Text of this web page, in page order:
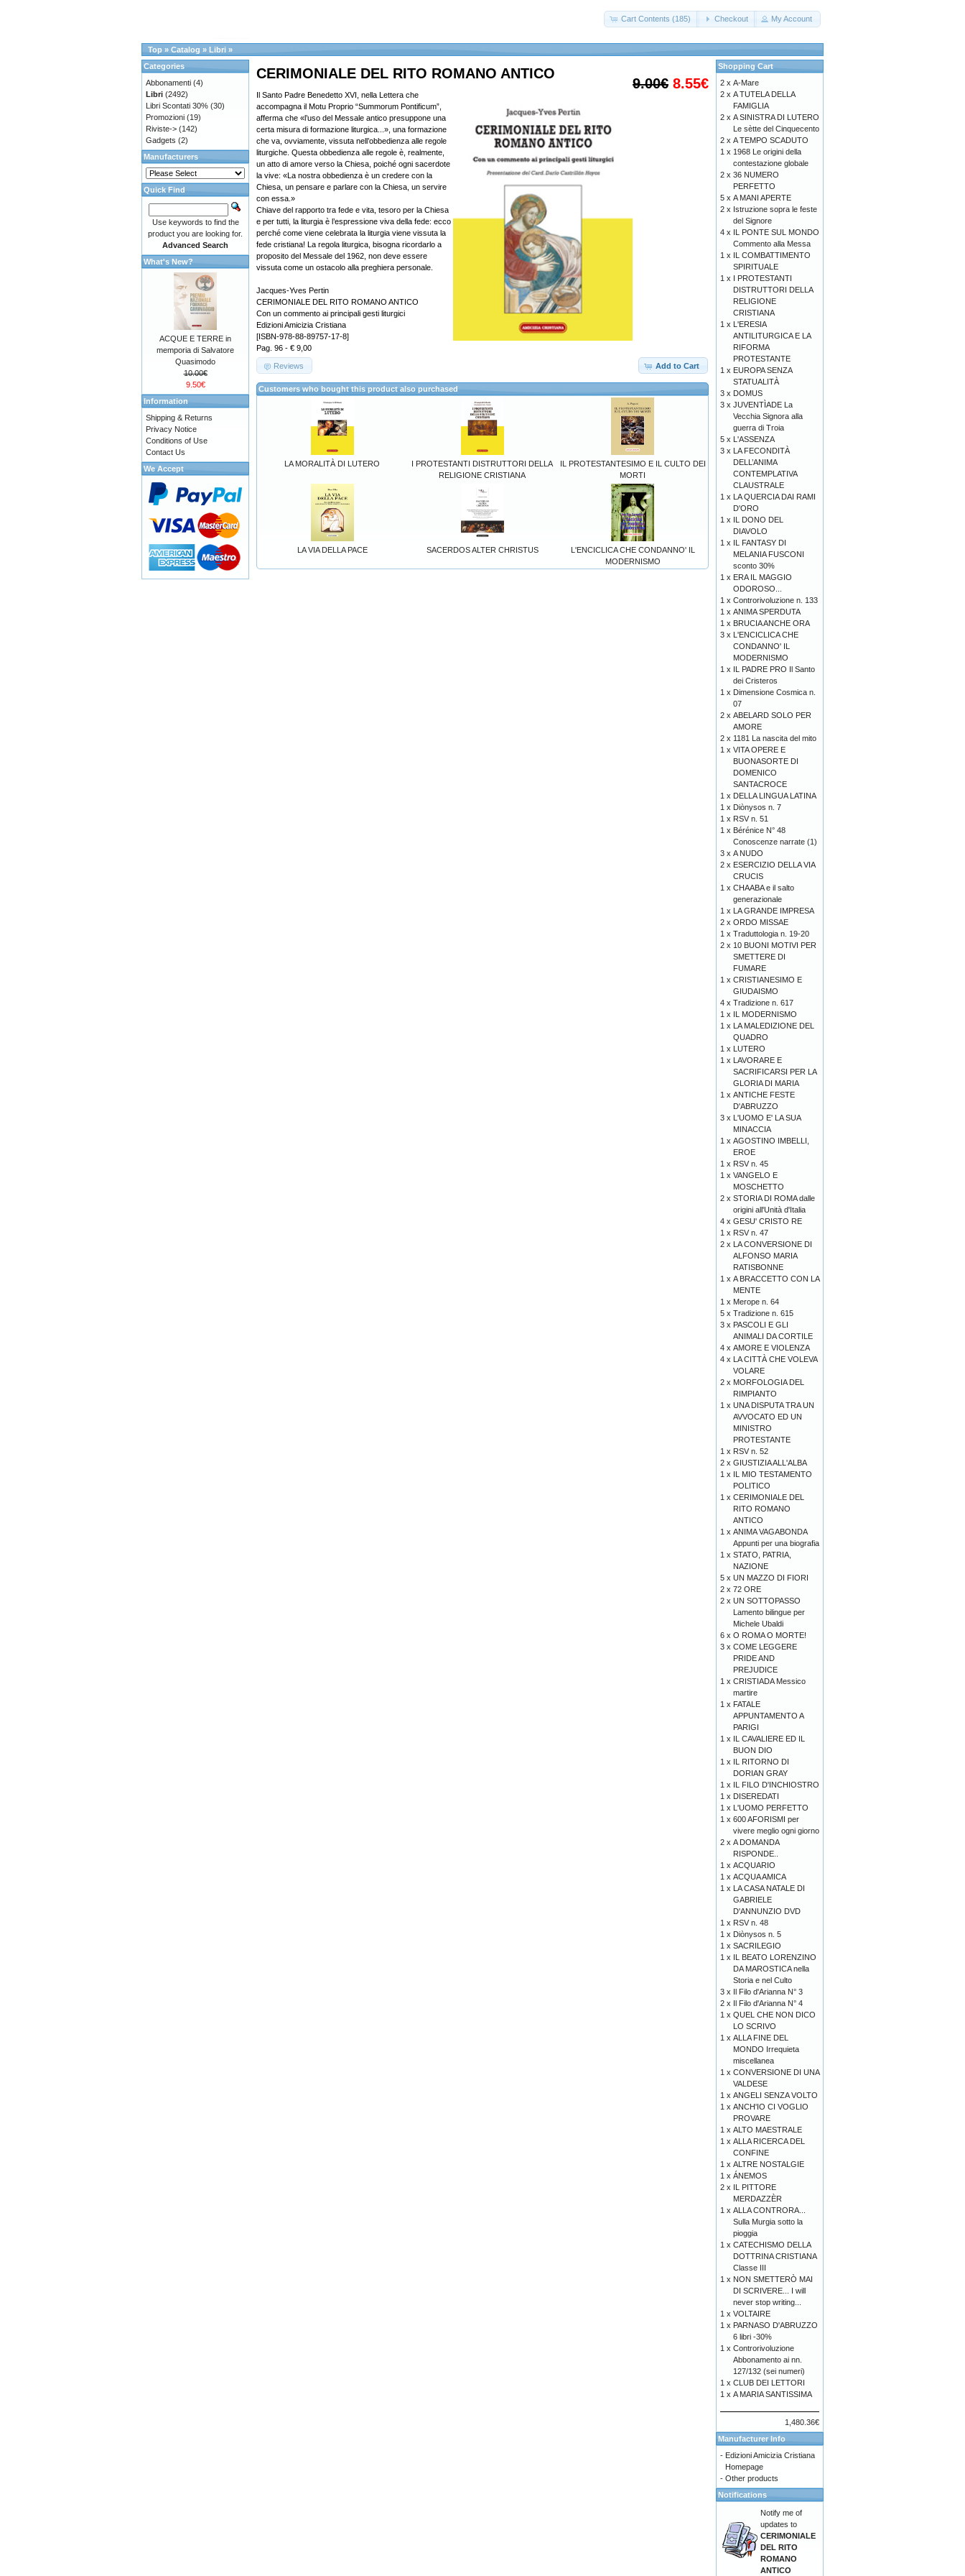
Cart Contents (185) Checkout My Account
Top » Catalog » Libri »
9.00€ 8.55€
CERIMONIALE DEL RITO ROMANO ANTICO
Il Santo Padre Benedetto XVI, nella Lettera che
accompagna il Motu Proprio “Summorum Pontificum”,
afferma che «l’uso del Messale antico presuppone una
certa misura di formazione liturgica...», una formazione
che va, ovviamente, vissuta nell’obbedienza alle regole
liturgiche. Questa obbedienza alle regole è, realmente,
un atto di amore verso la Chiesa, poiché ogni sacerdote
la vive: «La nostra obbedienza è un credere con la
Chiesa, un pensare e parlare con la Chiesa, un servire
con essa.»
Chiave del rapporto tra fede e vita, tesoro per la Chiesa
e per tutti, la liturgia è l’espressione viva della fede: ecco
perché come viene celebrata la liturgia viene vissuta la
fede cristiana! La regola liturgica, bisogna ricordarlo a
proposito del Messale del 1962, non deve essere
vissuta come un ostacolo alla preghiera personale.
Jacques-Yves Pertin
CERIMONIALE DEL RITO ROMANO ANTICO
Con un commento ai principali gesti liturgici
Edizioni Amicizia Cristiana
[ISBN-978-88-89757-17-8]
Pag. 96 - € 9,00
Add to Cart
Reviews
Customers who bought this product also purchased
LA MORALITÀ DI LUTERO
I PROTESTANTI DISTRUTTORI DELLA
RELIGIONE CRISTIANA
IL PROTESTANTESIMO E IL CULTO DEI
MORTI
LA VIA DELLA PACE SACERDOS ALTER CHRISTUS
L'ENCICLICA CHE CONDANNO' IL
MODERNISMO
Categories
Abbonamenti (4)
Libri (2492)
Libri Scontati 30% (30)
Promozioni (19)
Riviste-> (142)
Gadgets (2)
Manufacturers
Quick Find
Use keywords to find the
product you are looking for.
Advanced Search
What's New?
ACQUE E TERRE in
memporia di Salvatore
Quasimodo
10.00€
9.50€
Information
Shipping & Returns
Privacy Notice
Conditions of Use
Contact Us
We Accept
Shopping Cart
2 x A-Mare
2 x A TUTELA DELLA
FAMIGLIA
2 x A SINISTRA DI LUTERO
Le sètte del Cinquecento
2 x A TEMPO SCADUTO
1 x 1968 Le origini della
contestazione globale
2 x 36 NUMERO
PERFETTO
5 x A MANI APERTE
2 x Istruzione sopra le feste
del Signore
4 x IL PONTE SUL MONDO
Commento alla Messa
1 x IL COMBATTIMENTO
SPIRITUALE
1 x I PROTESTANTI
DISTRUTTORI DELLA
RELIGIONE
CRISTIANA
1 x L'ERESIA
ANTILITURGICA E LA
RIFORMA
PROTESTANTE
1 x EUROPA SENZA
STATUALITÀ
3 x DOMUS
3 x JUVENTÌADE La
Vecchia Signora alla
guerra di Troia
5 x L'ASSENZA
3 x LA FECONDITÀ
DELL’ANIMA
CONTEMPLATIVA
CLAUSTRALE
1 x LA QUERCIA DAI RAMI
D'ORO
1 x IL DONO DEL
DIAVOLO
1 x IL FANTASY DI
MELANIA FUSCONI
sconto 30%
1 x ERA IL MAGGIO
ODOROSO...
1 x Controrivoluzione n. 133
1 x ANIMA SPERDUTA
1 x BRUCIA ANCHE ORA
3 x L'ENCICLICA CHE
CONDANNO' IL
MODERNISMO
1 x IL PADRE PRO Il Santo
dei Cristeros
1 x Dimensione Cosmica n.
07
2 x ABELARD SOLO PER
AMORE
2 x 1181 La nascita del mito
1 x VITA OPERE E
BUONASORTE DI
DOMENICO
SANTACROCE
1 x DELLA LINGUA LATINA
1 x Diònysos n. 7
1 x RSV n. 51
1 x Bérénice N° 48
Conoscenze narrate (1)
3 x A NUDO
2 x ESERCIZIO DELLA VIA
CRUCIS
1 x CHAABA e il salto
generazionale
1 x LA GRANDE IMPRESA
2 x ORDO MISSAE
1 x Traduttologia n. 19-20
2 x 10 BUONI MOTIVI PER
SMETTERE DI
FUMARE
1 x CRISTIANESIMO E
GIUDAISMO
4 x Tradizione n. 617
1 x IL MODERNISMO
1 x LA MALEDIZIONE DEL
QUADRO
1 x LUTERO
1 x LAVORARE E
SACRIFICARSI PER LA
GLORIA DI MARIA
1 x ANTICHE FESTE
D'ABRUZZO
3 x L'UOMO E' LA SUA
MINACCIA
1 x AGOSTINO IMBELLI,
EROE
1 x RSV n. 45
1 x VANGELO E
MOSCHETTO
2 x STORIA DI ROMA dalle
origini all'Unità d'Italia
4 x GESU' CRISTO RE
1 x RSV n. 47
2 x LA CONVERSIONE DI
ALFONSO MARIA
RATISBONNE
1 x A BRACCETTO CON LA
MENTE
1 x Merope n. 64
5 x Tradizione n. 615
3 x PASCOLI E GLI
ANIMALI DA CORTILE
4 x AMORE E VIOLENZA
4 x LA CITTÀ CHE VOLEVA
VOLARE
2 x MORFOLOGIA DEL
RIMPIANTO
1 x UNA DISPUTA TRA UN
AVVOCATO ED UN
MINISTRO
PROTESTANTE
1 x RSV n. 52
2 x GIUSTIZIA ALL'ALBA
1 x IL MIO TESTAMENTO
POLITICO
1 x CERIMONIALE DEL
RITO ROMANO
ANTICO
1 x ANIMA VAGABONDA
Appunti per una biografia
1 x STATO, PATRIA,
NAZIONE
5 x UN MAZZO DI FIORI
2 x 72 ORE
2 x UN SOTTOPASSO
Lamento bilingue per
Michele Ubaldi
6 x O ROMA O MORTE!
3 x COME LEGGERE
PRIDE AND
PREJUDICE
1 x CRISTIADA Messico
martire
1 x FATALE
APPUNTAMENTO A
PARIGI
1 x IL CAVALIERE ED IL
BUON DIO
1 x IL RITORNO DI
DORIAN GRAY
1 x IL FILO D'INCHIOSTRO
1 x DISEREDATI
1 x L'UOMO PERFETTO
1 x 600 AFORISMI per
vivere meglio ogni giorno
2 x A DOMANDA
RISPONDE..
1 x ACQUARIO
1 x ACQUA AMICA
1 x LA CASA NATALE DI
GABRIELE
D'ANNUNZIO DVD
1 x RSV n. 48
1 x Diònysos n. 5
1 x SACRILEGIO
1 x IL BEATO LORENZINO
DA MAROSTICA nella
Storia e nel Culto
3 x Il Filo d'Arianna N° 3
2 x Il Filo d'Arianna N° 4
1 x QUEL CHE NON DICO
LO SCRIVO
1 x ALLA FINE DEL
MONDO Irrequieta
miscellanea
1 x CONVERSIONE DI UNA
VALDESE
1 x ANGELI SENZA VOLTO
1 x ANCH'IO CI VOGLIO
PROVARE
1 x ALTO MAESTRALE
1 x ALLA RICERCA DEL
CONFINE
1 x ALTRE NOSTALGIE
1 x ÁNEMOS
2 x IL PITTORE
MERDAZZÈR
1 x ALLA CONTRORA...
Sulla Murgia sotto la
pioggia
1 x CATECHISMO DELLA
DOTTRINA CRISTIANA
Classe III
1 x NON SMETTERÒ MAI
DI SCRIVERE... I will
never stop writing...
1 x VOLTAIRE
1 x PARNASO D'ABRUZZO
6 libri -30%
1 x Controrivoluzione
Abbonamento ai nn.
127/132 (sei numeri)
1 x CLUB DEI LETTORI
1 x A MARIA SANTISSIMA
1,480.36€
Manufacturer Info
- Edizioni Amicizia Cristiana
Homepage
- Other products
Notifications
Notify me of
updates to
CERIMONIALE
DEL RITO
ROMANO
ANTICO